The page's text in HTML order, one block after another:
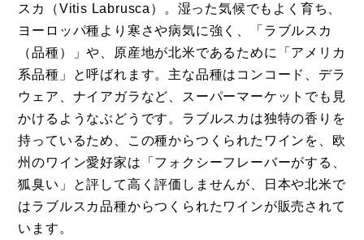
スカ（Vitis Labrusca）。湿った気候でもよく育ち、
ヨーロッパ種より寒さや病気に強く、「ラブルスカ
（品種）」や、原産地が北米であるために「アメリカ
系品種」と呼ばれます。主な品種はコンコード、デラ
ウェア、ナイアガラなど、スーパーマーケットでも見
かけるようなぶどうです。ラブルスカは独特の香りを
持っているため、この種からつくられたワインを、欧
州のワイン愛好家は「フォクシーフレーバーがする、
狐臭い」と評して高く評価しませんが、日本や北米で
はラブルスカ品種からつくられたワインが販売されて
います。